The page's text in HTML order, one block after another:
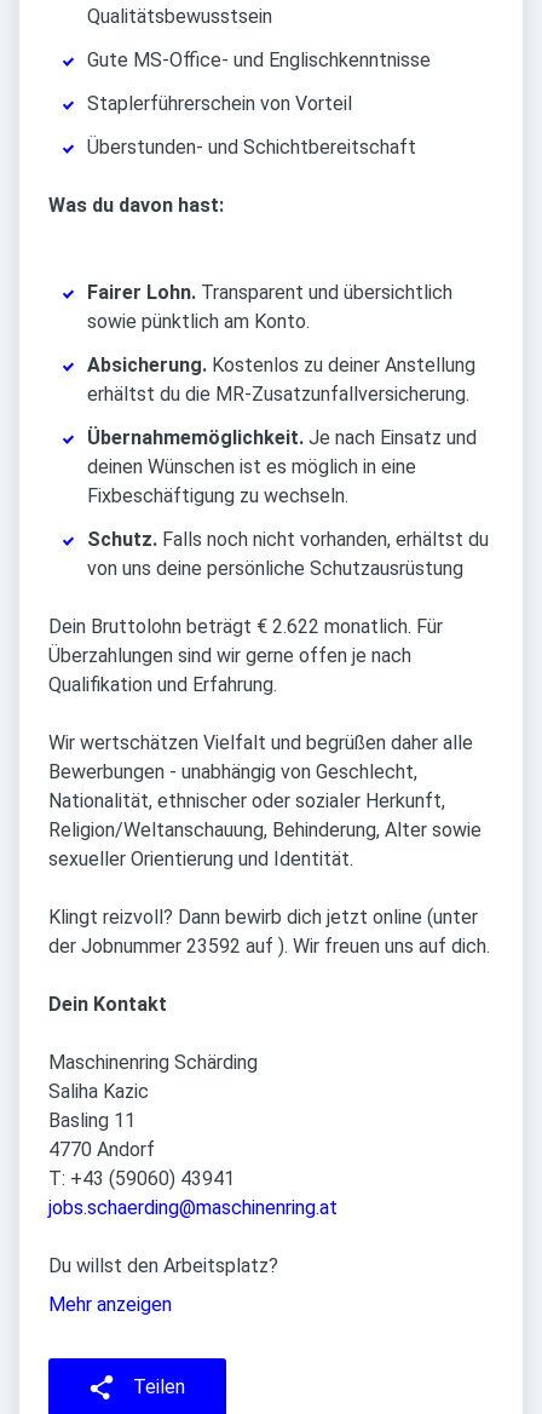
Qualitätsbewusstsein
Gute MS-Office- und Englischkenntnisse
Staplerführerschein von Vorteil
Überstunden- und Schichtbereitschaft
Was du davon hast:
Fairer Lohn. Transparent und übersichtlich
sowie pünktlich am Konto.
Absicherung. Kostenlos zu deiner Anstellung
erhältst du die MR-Zusatzunfallversicherung.
Übernahmemöglichkeit. Je nach Einsatz und
deinen Wünschen ist es möglich in eine
Fixbeschäftigung zu wechseln.
Schutz. Falls noch nicht vorhanden, erhältst du
von uns deine persönliche Schutzausrüstung
Dein Bruttolohn beträgt € 2.622 monatlich. Für
Überzahlungen sind wir gerne offen je nach
Qualifikation und Erfahrung.
Wir wertschätzen Vielfalt und begrüßen daher alle
Bewerbungen - unabhängig von Geschlecht,
Nationalität, ethnischer oder sozialer Herkunft,
Religion/Weltanschauung, Behinderung, Alter sowie
sexueller Orientierung und Identität.
Klingt reizvoll? Dann bewirb dich jetzt online (unter
der Jobnummer 23592 auf ). Wir freuen uns auf dich.
Dein Kontakt
Maschinenring Schärding
Saliha Kazic
Basling 11
4770 Andorf
T: +43 (59060) 43941
jobs.schaerding@maschinenring.at
Du willst den Arbeitsplatz?
Mehr anzeigen
Teilen